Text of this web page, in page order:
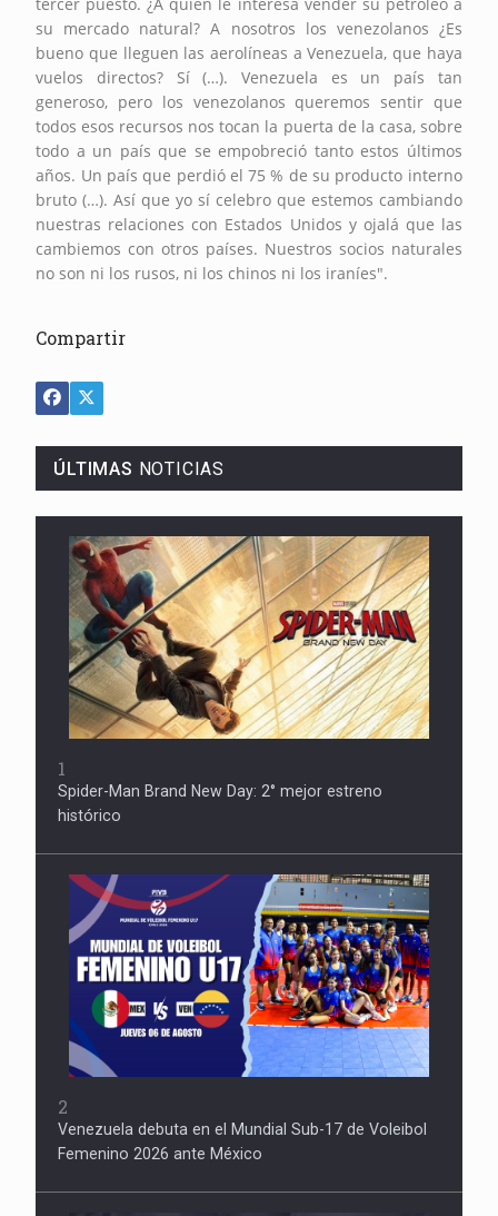
su mercado natural? A nosotros los venezolanos ¿Es
bueno que lleguen las aerolíneas a Venezuela, que haya
vuelos directos? Sí (…). Venezuela es un país tan
generoso, pero los venezolanos queremos sentir que
todos esos recursos nos tocan la puerta de la casa, sobre
todo a un país que se empobreció tanto estos últimos
años. Un país que perdió el 75 % de su producto interno
bruto (…). Así que yo sí celebro que estemos cambiando
nuestras relaciones con Estados Unidos y ojalá que las
cambiemos con otros países. Nuestros socios naturales
no son ni los rusos, ni los chinos ni los iraníes".
Compartir
ÚLTIMAS NOTICIAS
1
Spider-Man Brand New Day: 2° mejor estreno
histórico
2
Venezuela debuta en el Mundial Sub-17 de Voleibol
Femenino 2026 ante México